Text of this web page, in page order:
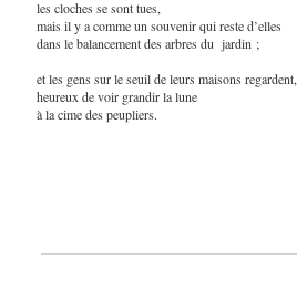
les cloches se sont tues,
mais il y a comme un souvenir qui reste d’elles
dans le balancement des arbres du jardin ;
et les gens sur le seuil de leurs maisons regardent,
heureux de voir grandir la lune
à la cime des peupliers.